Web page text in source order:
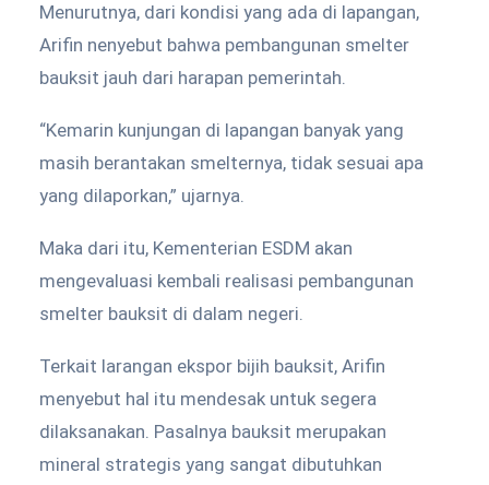
Menurutnya, dari kondisi yang ada di lapangan,
Arifin nenyebut bahwa pembangunan smelter
bauksit jauh dari harapan pemerintah.
“Kemarin kunjungan di lapangan banyak yang
masih berantakan smelternya, tidak sesuai apa
yang dilaporkan,” ujarnya.
Maka dari itu, Kementerian ESDM akan
mengevaluasi kembali realisasi pembangunan
smelter bauksit di dalam negeri.
Terkait larangan ekspor bijih bauksit, Arifin
menyebut hal itu mendesak untuk segera
dilaksanakan. Pasalnya bauksit merupakan
mineral strategis yang sangat dibutuhkan